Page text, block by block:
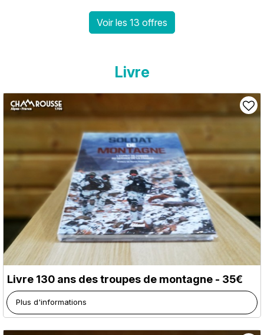
Voir les 13 offres
Livre
Livre 130 ans des troupes de montagne - 35€
Plus d'informations